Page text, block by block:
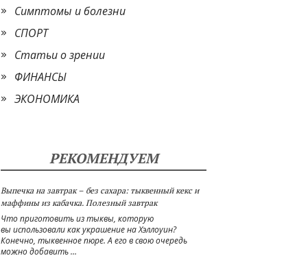
Симптомы и болезни
СПОРТ
Статьи о зрении
ФИНАНСЫ
ЭКОНОМИКА
РЕКОМЕНДУЕМ
Выпечка на завтрак – без сахара: тыквенный кекс и
маффины из кабачка. Полезный завтрак
Что приготовить из тыквы, которую
вы использовали как украшение на Хэллоуин?
Конечно, тыквенное пюре. А его в свою очередь
можно добавить …